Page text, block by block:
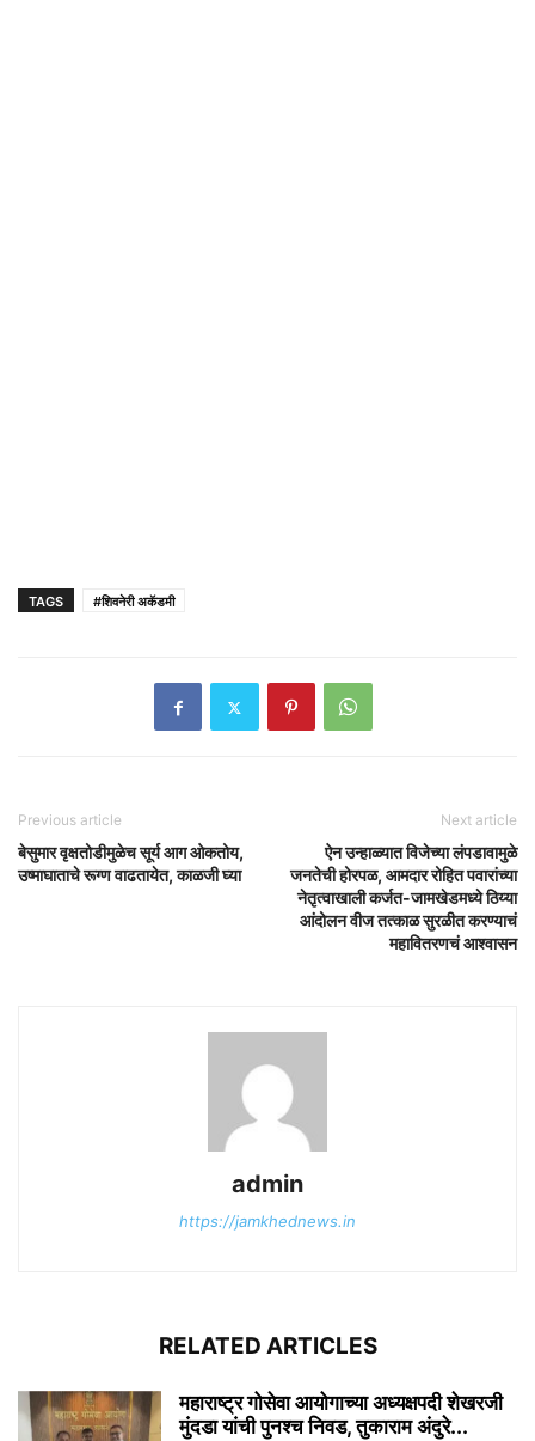
TAGS #शिवनेरी अकॅडमी
Previous article
बेसुमार वृक्षतोडीमुळेच सूर्य आग ओकतोय,
उष्माघाताचे रूग्ण वाढतायेत, काळजी घ्या
Next article
ऐन उन्हाळ्यात विजेच्या लंपडावामुळे
जनतेची होरपळ, आमदार रोहित पवारांच्या
नेतृत्वाखाली कर्जत-जामखेडमध्ये ठिय्या
आंदोलन वीज तत्काळ सुरळीत करण्याचं
महावितरणचं आश्वासन
admin
https://jamkhednews.in
RELATED ARTICLES
महाराष्ट्र गोसेवा आयोगाच्या अध्यक्षपदी शेखरजी
मुंदडा यांची पुनश्च निवड, तुकाराम अंदुरे...